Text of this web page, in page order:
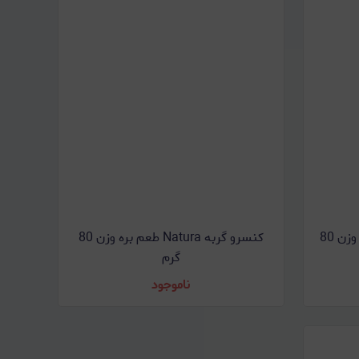
کنسرو گربه Natura طعم بیف وزن 80
کنسرو گربه Natura طعم بره وزن 80
گرم
ناموجود